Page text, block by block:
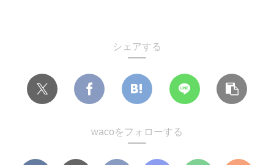
シェアする
wacoをフォローする